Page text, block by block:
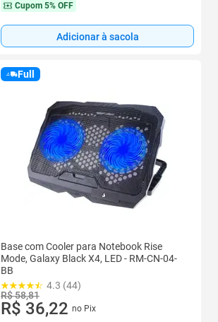
Cupom 5% OFF
Adicionar à sacola
Full
Base com Cooler para Notebook Rise
Mode, Galaxy Black X4, LED - RM-CN-04-
BB
4.3 (44)
R$ 58,81
R$ 36,22 no Pix